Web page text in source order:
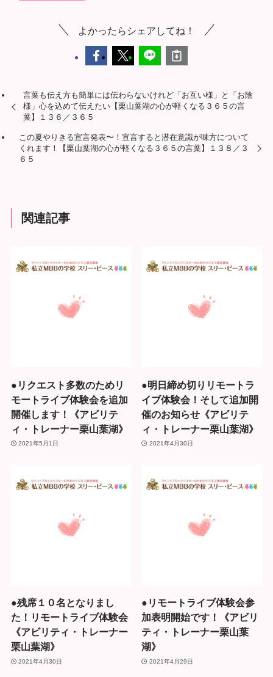
よかったらシェアしてね！
言葉も伝え方も簡単には伝わらないけれど「お互い様」と「お陰
様」心を込めて伝えたい【栗山葉湖の心が軽くなる３６５の言
葉】１３６／３６５
この夏やりきる宣言発表〜！宣言すると潜在意識が味方について
くれます！【栗山葉湖の心が軽くなる３６５の言葉】１３８／３
６５
関連記事
●リクエスト多数のためリ
モートライブ体験会を追加
開催します！《アビリテ
ィ・トレーナー栗山葉湖》
2021年5月1日
●明日締め切りリモートラ
イブ体験会！そして追加開
催のお知らせ《アビリテ
ィ・トレーナー栗山葉湖》
2021年4月30日
●残席１０名となりまし
た！リモートライブ体験会
《アビリティ・トレーナー
栗山葉湖》
2021年4月30日
●リモートライブ体験会参
加表明開始です！《アビリ
ティ・トレーナー栗山葉
湖》
2021年4月29日